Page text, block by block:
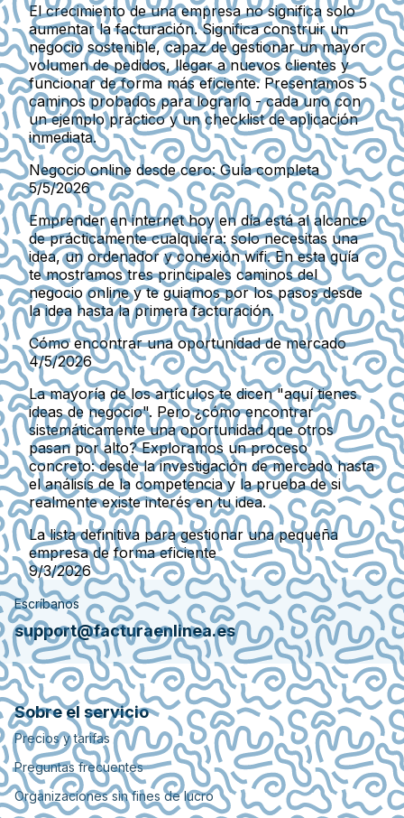
El crecimiento de una empresa no significa solo
aumentar la facturación. Significa construir un
negocio sostenible, capaz de gestionar un mayor
volumen de pedidos, llegar a nuevos clientes y
funcionar de forma más eficiente. Presentamos 5
caminos probados para lograrlo - cada uno con
un ejemplo práctico y un checklist de aplicación
inmediata.
Negocio online desde cero: Guía completa
5/5/2026
Emprender en internet hoy en día está al alcance
de prácticamente cualquiera: solo necesitas una
idea, un ordenador y conexión wifi. En esta guía
te mostramos tres principales caminos del
negocio online y te guiamos por los pasos desde
la idea hasta la primera facturación.
Cómo encontrar una oportunidad de mercado
4/5/2026
La mayoría de los artículos te dicen "aquí tienes
ideas de negocio". Pero ¿cómo encontrar
sistemáticamente una oportunidad que otros
pasan por alto? Exploramos un proceso
concreto: desde la investigación de mercado hasta
el análisis de la competencia y la prueba de si
realmente existe interés en tu idea.
La lista definitiva para gestionar una pequeña
empresa de forma eficiente
9/3/2026
Escríbanos
support@facturaenlinea.es
Sobre el servicio
Precios y tarifas
Preguntas frecuentes
Organizaciones sin fines de lucro